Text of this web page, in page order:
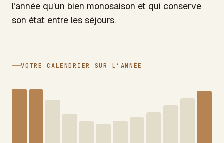
l’année qu’un bien monosaison et qui conserve
son état entre les séjours.
VOTRE CALENDRIER SUR L’ANNÉE